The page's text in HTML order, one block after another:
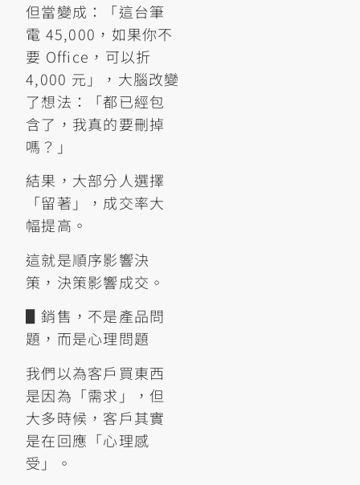
但當變成：「這台筆
電 45,000，如果你不
要 Office，可以折
4,000 元」，大腦改變
了想法：「都已經包
含了，我真的要刪掉
嗎？」
結果，大部分人選擇
「留著」，成交率大
幅提高。
這就是順序影響決
策，決策影響成交。
▋銷售，不是產品問
題，而是心理問題
我們以為客戶買東西
是因為「需求」，但
大多時候，客戶其實
是在回應「心理感
受」。